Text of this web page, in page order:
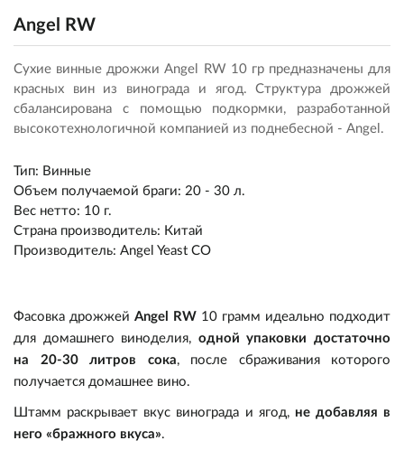
Angel RW
Сухие винные дрожжи Angel RW 10 гр предназначены для
красных вин из винограда и ягод. Структура дрожжей
сбалансирована с помощью подкормки, разработанной
высокотехнологичной компанией из поднебесной - Angel.
Тип: Винные
Объем получаемой браги: 20 - 30 л.
Вес нетто: 10 г.
Страна производитель: Китай
Производитель: Angel Yeast CO
Фасовка дрожжей Angel RW 10 грамм идеально подходит
для домашнего виноделия, одной упаковки достаточно
на 20-30 литров сока, после сбраживания которого
получается домашнее вино.
Штамм раскрывает вкус винограда и ягод, не добавляя в
него «бражного вкуса».
Пивоварение
Ингредиенты
Солод
Оборудование
Самогоноварение
Ингредиенты
Прочее